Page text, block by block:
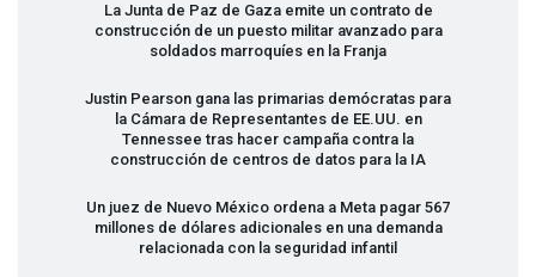
La Junta de Paz de Gaza emite un contrato de
construcción de un puesto militar avanzado para
soldados marroquíes en la Franja
Justin Pearson gana las primarias demócratas para
la Cámara de Representantes de EE.UU. en
Tennessee tras hacer campaña contra la
construcción de centros de datos para la IA
Un juez de Nuevo México ordena a Meta pagar 567
millones de dólares adicionales en una demanda
relacionada con la seguridad infantil